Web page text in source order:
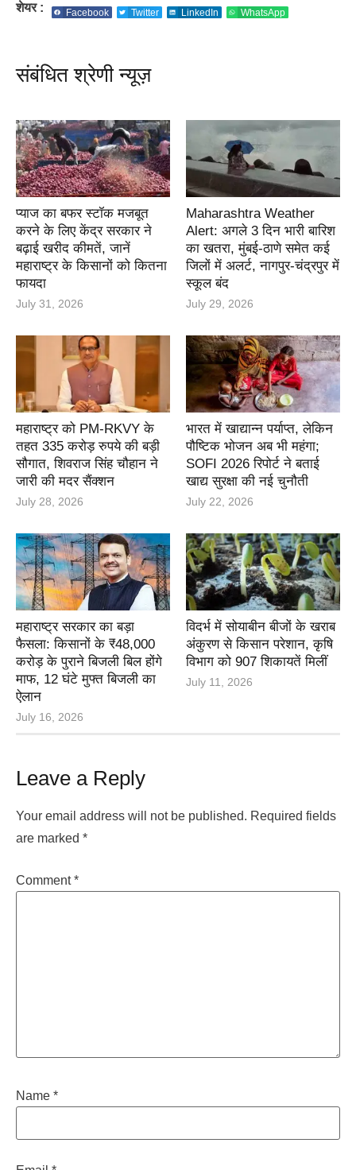
शेयर : Facebook Twitter LinkedIn WhatsApp
संबंधित श्रेणी न्यूज़
प्याज का बफर स्टॉक मजबूत
करने के लिए केंद्र सरकार ने
बढ़ाई खरीद कीमतें, जानें
महाराष्ट्र के किसानों को कितना
फायदा
July 31, 2026
Maharashtra Weather
Alert: अगले 3 दिन भारी बारिश
का खतरा, मुंबई-ठाणे समेत कई
जिलों में अलर्ट, नागपुर-चंद्रपुर में
स्कूल बंद
July 29, 2026
महाराष्ट्र को PM-RKVY के
तहत 335 करोड़ रुपये की बड़ी
सौगात, शिवराज सिंह चौहान ने
जारी की मदर सैंक्शन
July 28, 2026
भारत में खाद्यान्न पर्याप्त, लेकिन
पौष्टिक भोजन अब भी महंगा;
SOFI 2026 रिपोर्ट ने बताई
खाद्य सुरक्षा की नई चुनौती
July 22, 2026
महाराष्ट्र सरकार का बड़ा
फैसला: किसानों के ₹48,000
करोड़ के पुराने बिजली बिल होंगे
माफ, 12 घंटे मुफ्त बिजली का
ऐलान
July 16, 2026
विदर्भ में सोयाबीन बीजों के खराब
अंकुरण से किसान परेशान, कृषि
विभाग को 907 शिकायतें मिलीं
July 11, 2026
Leave a Reply
Your email address will not be published. Required fields
are marked *
Comment*
Name *